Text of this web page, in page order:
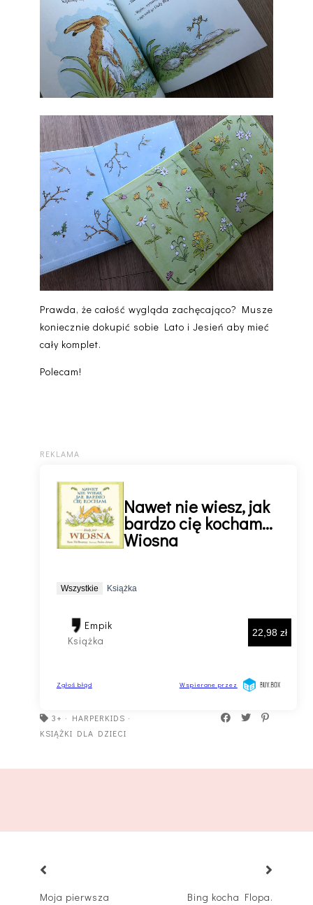
Prawda, że całość wygląda zachęcająco? Musze
koniecznie dokupić sobie Lato i Jesień aby mieć
cały komplet.
Polecam!
3+ · HARPERKIDS ·
KSIĄŻKI DLA DZIECI
Moja pierwsza
Bing kocha Flopa.